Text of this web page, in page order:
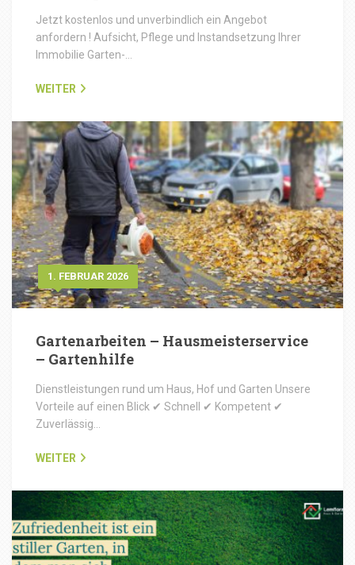
Jetzt kostenlos und unverbindlich ein Angebot
anfordern ! Aufsicht, Pflege und Instandsetzung Ihrer
Immobilie Garten-…
WEITER
1. FEBRUAR 2026
Gartenarbeiten – Hausmeisterservice
– Gartenhilfe
Dienstleistungen rund um Haus, Hof und Garten Unsere
Vorteile auf einen Blick ✔ Schnell ✔ Kompetent ✔
Zuverlässig…
WEITER